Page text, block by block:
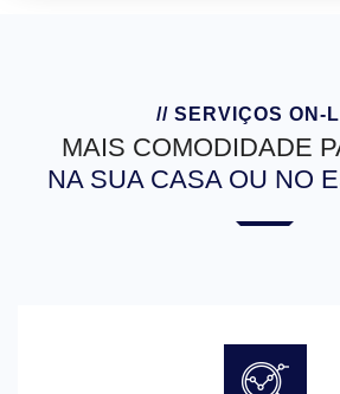
// SERVIÇOS ON-
MAIS COMODIDADE
NA SUA CASA OU NO